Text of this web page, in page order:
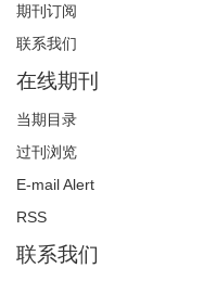
期刊订阅
联系我们
在线期刊
当期目录
过刊浏览
E-mail Alert
RSS
联系我们